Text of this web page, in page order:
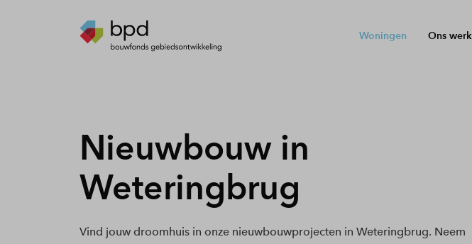
Woningen Ons werk
Nieuwbouw in
Weteringbrug
Vind jouw droomhuis in onze nieuwbouwprojecten in Weteringbrug. Neem